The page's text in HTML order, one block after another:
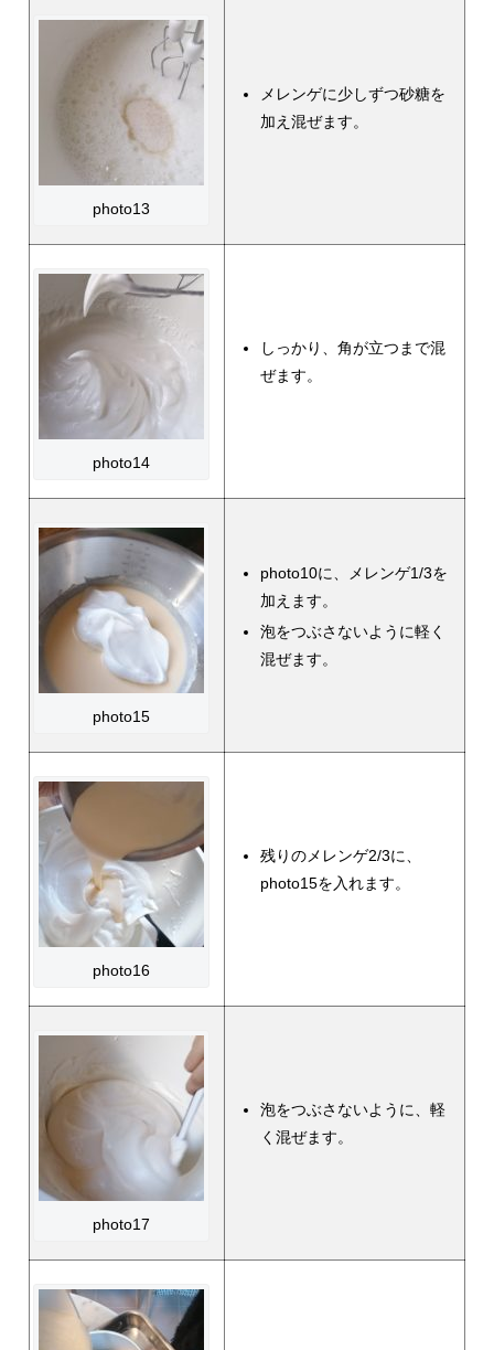
photo13
メレンゲに少しずつ砂糖を
加え混ぜます。
photo14
しっかり、角が立つまで混
ぜます。
photo15
photo10に、メレンゲ1/3を
加えます。
泡をつぶさないように軽く
混ぜます。
photo16
残りのメレンゲ2/3に、
photo15を入れます。
photo17
泡をつぶさないように、軽
く混ぜます。